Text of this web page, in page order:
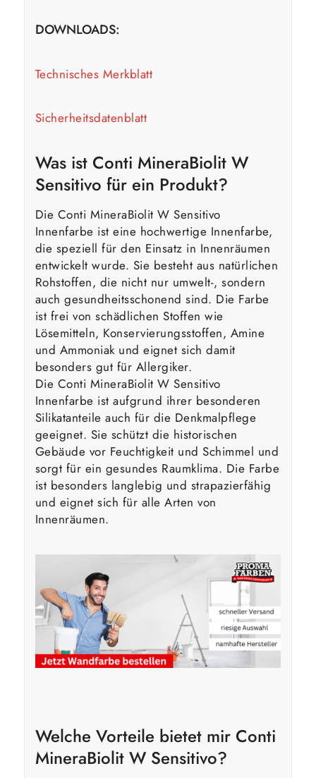
DOWNLOADS:
Technisches Merkblatt
Sicherheitsdatenblatt
Was ist Conti MineraBiolit W
Sensitivo für ein Produkt?
Die Conti MineraBiolit W Sensitivo
Innenfarbe ist eine hochwertige Innenfarbe,
die speziell für den Einsatz in Innenräumen
entwickelt wurde. Sie besteht aus natürlichen
Rohstoffen, die nicht nur umwelt-, sondern
auch gesundheitsschonend sind. Die Farbe
ist frei von schädlichen Stoffen wie
Lösemitteln, Konservierungsstoffen, Amine
und Ammoniak und eignet sich damit
besonders gut für Allergiker.
Die Conti MineraBiolit W Sensitivo
Innenfarbe ist aufgrund ihrer besonderen
Silikatanteile auch für die Denkmalpflege
geeignet. Sie schützt die historischen
Gebäude vor Feuchtigkeit und Schimmel und
sorgt für ein gesundes Raumklima. Die Farbe
ist besonders langlebig und strapazierfähig
und eignet sich für alle Arten von
Innenräumen.
Welche Vorteile bietet mir Conti
MineraBiolit W Sensitivo?